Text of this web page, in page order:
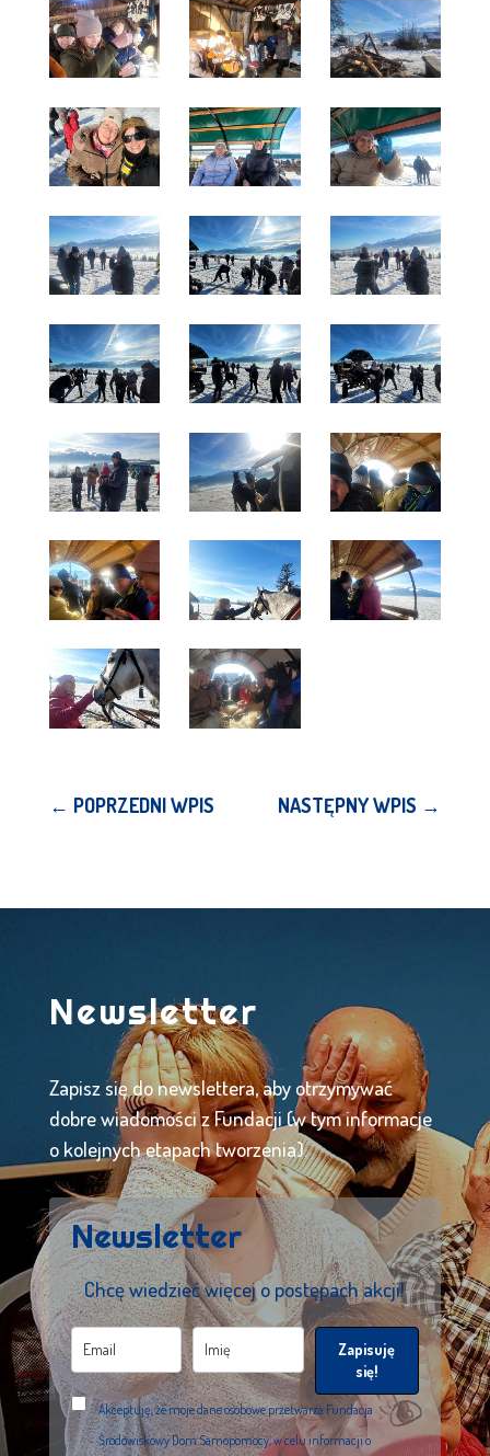
← POPRZEDNI WPIS NASTĘPNY WPIS →
Newsletter
Zapisz się do newslettera, aby otrzymywać
dobre wiadomości z Fundacji (w tym informacje
o kolejnych etapach tworzenia).
Newsletter
Chcę wiedzieć więcej o postępach akcji!
Zapisuję
się!
Akceptuję, że moje dane osobowe przetwarza Fundacja
Środowiskowy Dom Samopomocy, w celu informacji o